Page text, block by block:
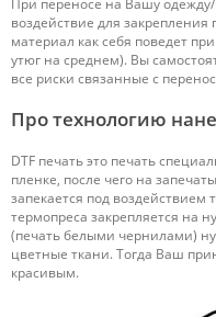
При переносе на Вашу
воздействие для
материал как себя поведет
утюг на среднем). Вы
все риски связанные с
Про технологию
DTF печать это печать
пленке, после чего на
запекается под
термопреса закрепляется на
(печать белыми чернилами)
цветные ткани. Тогда Ваш
красивым.